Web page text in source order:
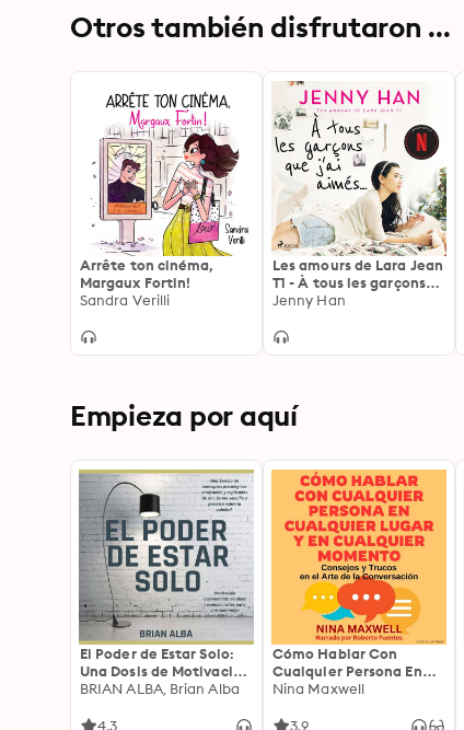
Otros también disfrutaron ...
Arrête ton cinéma,
Margaux Fortin!
Sandra Verilli
Les amours de Lara Jean
T1 - À tous les garçons
que j'ai aimés...
Jenny Han
Empieza por aquí
El Poder de Estar Solo:
Una Dosis de Motivación
Acompañada de Ideas
una Vida Mejor
BRIAN ALBA, Brian Alba
4.3
Cómo Hablar Con
Cualquier Persona En
Cualquier Lugar Y En
Nina Maxwell
3.9